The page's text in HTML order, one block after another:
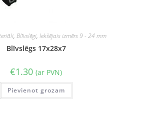
, Blīvslēgi, Iekšējais izmērs 9 - 24 mm
Blīvslēgs 17x28x7
€1.30 (ar PVN)
Pievienot grozam